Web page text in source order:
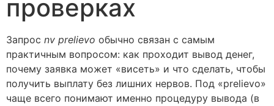
проверках
Запрос nv prelievo обычно связан с самым
практичным вопросом: как проходит вывод денег,
почему заявка может «висеть» и что сделать, чтобы
получить выплату без лишних нервов. Под «prelievo»
чаще всего понимают именно процедуру вывода (в